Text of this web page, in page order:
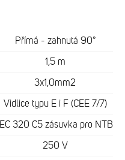
Přímá - zahnutá 90°
1,5 m
3x1,0mm2
Vidlice typu E i F (CEE 7/7)
IEC 320 C5 zásuvka pro NTB
250 V